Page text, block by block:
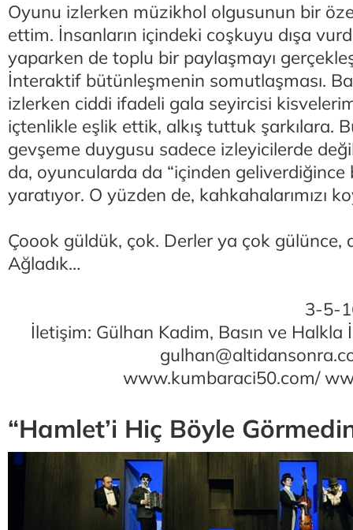
Oyunu izlerken müzikhol olgusunun bir
ettim. İnsanların içindeki coşkuyu dışa
yaparken de toplu bir paylaşmayı
İnteraktif bütünleşmenin somutlaşması.
izlerken ciddi ifadeli gala seyircisi
içtenlikle eşlik ettik, alkış tuttuk şarkılara.
gevşeme duygusu sadece izleyicilerde
da, oyuncularda da “içinden geliverdiğince
yaratıyor. O yüzden de, kahkahalarımızı
Çoook güldük, çok. Derler ya çok gülünce,
Ağladık…
3-5-
İletişim: Gülhan Kadim, Basın ve
www.kumbaraci50.com/
“Hamlet’i Hiç Böyle